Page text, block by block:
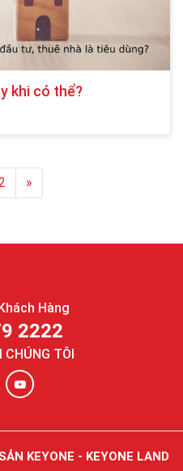
khi có thể?
»
KEYONE - KEYONE LAND
Hàng
2222
CHÚNG TÔI